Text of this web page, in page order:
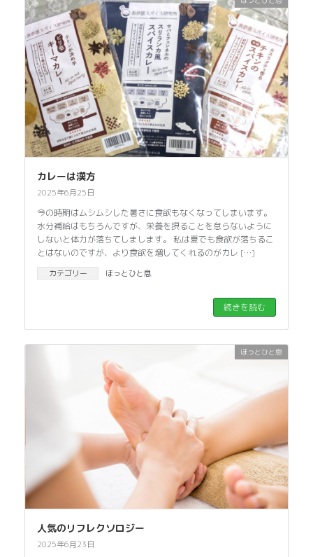
カレーは漢方
2025年6月25日
今の時期はムシムシした暑さに食欲もなくなってしまいます。
水分補給はもちろんですが、栄養を摂ることを怠らないように
しないと体力が落ちてしまします。 私は夏でも食欲が落ちるこ
とはないのですが、より食欲を増してくれるのがカレ […]
カテゴリー ほっとひと息
続きを読む
ほっとひと息
人気のリフレクソロジー
2025年6月23日